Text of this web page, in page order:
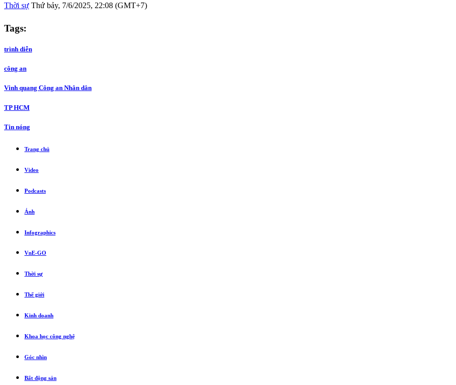
Thời sự Thứ bảy, 7/6/2025, 22:08 (GMT+7)
Tags:
trình diễn
công an
Vinh quang Công an Nhân dân
TP HCM
Tin nóng
Trang chủ
Video
Podcasts
Ảnh
Infographics
VnE-GO
Thời sự
Thế giới
Kinh doanh
Khoa học công nghệ
Góc nhìn
Bất động sản